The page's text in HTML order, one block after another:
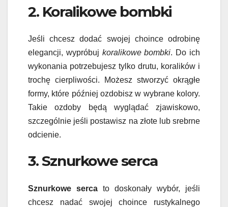
2. Koralikowe bombki
Jeśli chcesz dodać swojej choince odrobinę
elegancji, wypróbuj koralikowe bombki. Do ich
wykonania potrzebujesz tylko drutu, koralików i
trochę cierpliwości. Możesz stworzyć okrągłe
formy, które później ozdobisz w wybrane kolory.
Takie ozdoby będą wyglądać zjawiskowo,
szczególnie jeśli postawisz na złote lub srebrne
odcienie.
3. Sznurkowe serca
Sznurkowe serca to doskonały wybór, jeśli
chcesz nadać swojej choince rustykalnego